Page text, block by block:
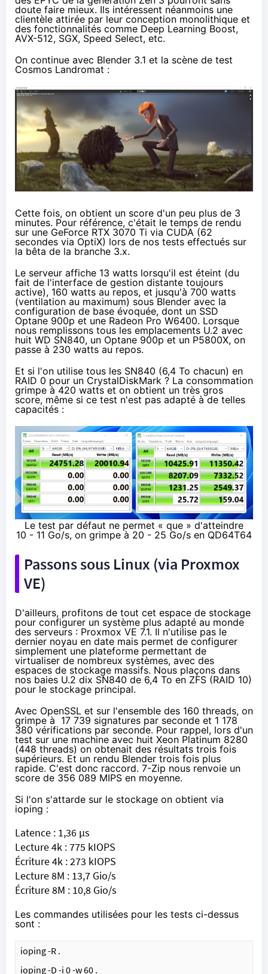
doute faire mieux. Ils intéressent néanmoins une
clientèle attirée par leur conception monolithique et
des fonctionnalités comme Deep Learning Boost,
AVX-512, SGX, Speed Select, etc.
On continue avec Blender 3.1 et la scène de test
Cosmos Landromat :
Cette fois, on obtient un score d'un peu plus de 3
minutes. Pour référence, c'était le temps de rendu
sur une GeForce RTX 3070 Ti via CUDA (62
secondes via OptiX) lors de nos tests effectués sur
la bêta de la branche 3.x.
Le serveur affiche 13 watts lorsqu'il est éteint (du
fait de l'interface de gestion distante toujours
active), 160 watts au repos, et jusqu'à 700 watts
(ventilation au maximum) sous Blender avec la
configuration de base évoquée, dont un SSD
Optane 900p et une Radeon Pro W6400. Lorsque
nous remplissons tous les emplacements U.2 avec
huit WD SN840, un Optane 900p et un P5800X, on
passe à 230 watts au repos.
Et si l'on utilise tous les SN840 (6,4 To chacun) en
RAID 0 pour un CrystalDiskMark ? La consommation
grimpe à 420 watts et on obtient un très gros
score, même si ce test n'est pas adapté à de telles
capacités :
Le test par défaut ne permet « que » d'atteindre
10 - 11 Go/s, on grimpe à 20 - 25 Go/s en QD64T64
Passons sous Linux (via Proxmox
VE)
D'ailleurs, profitons de tout cet espace de stockage
pour configurer un système plus adapté au monde
des serveurs : Proxmox VE 7.1. Il n'utilise pas le
dernier noyau en date mais permet de configurer
simplement une plateforme permettant de
virtualiser de nombreux systèmes, avec des
espaces de stockage massifs. Nous plaçons dans
nos baies U.2 dix SN840 de 6,4 To en ZFS (RAID 10)
pour le stockage principal.
Avec OpenSSL et sur l'ensemble des 160 threads, on
grimpe à 17 739 signatures par seconde et 1 178
380 vérifications par seconde. Pour rappel, lors d'un
test sur une machine avec huit Xeon Platinum 8280
(448 threads) on obtenait des résultats trois fois
supérieurs. Et un rendu Blender trois fois plus
rapide. C'est donc raccord. 7-Zip nous renvoie un
score de 356 089 MIPS en moyenne.
Si l'on s'attarde sur le stockage on obtient via
ioping :
Latence : 1,36 µs
Lecture 4k : 775 kIOPS
Écriture 4k : 273 kIOPS
Lecture 8M : 13,7 Gio/s
Écriture 8M : 10,8 Gio/s
Les commandes utilisées pour les tests ci-dessus
sont :
ioping -R .
ioping -D -i 0 -w 60 .